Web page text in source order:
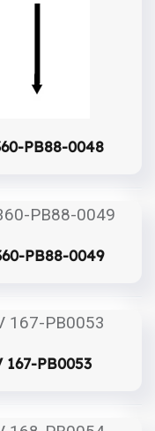
PB88-0048
PB88-0049
PB0053